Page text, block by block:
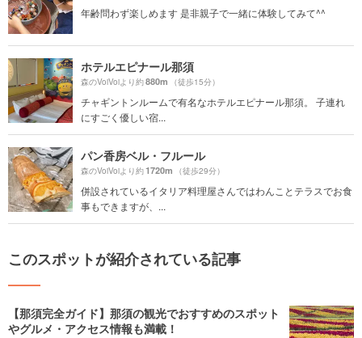
年齢問わず楽しめます 是非親子で一緒に体験してみて^^
ホテルエピナール那須
森のVoiVoiより約880m （徒歩15分）
チャギントンルームで有名なホテルエピナール那須。 子連れ
にすごく優しい宿...
パン香房ベル・フルール
森のVoiVoiより約1720m （徒歩29分）
併設されているイタリア料理屋さんではわんことテラスでお食
事もできますが、...
このスポットが紹介されている記事
【那須完全ガイド】那須の観光でおすすめのスポット
やグルメ・アクセス情報も満載！